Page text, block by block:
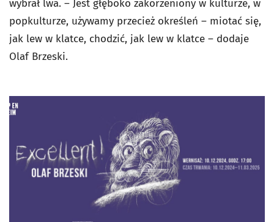
wybrał lwa. – Jest głęboko zakorzeniony w kulturze, w
popkulturze, używamy przecież określeń – miotać się,
jak lew w klatce, chodzić, jak lew w klatce – dodaje
Olaf Brzeski.